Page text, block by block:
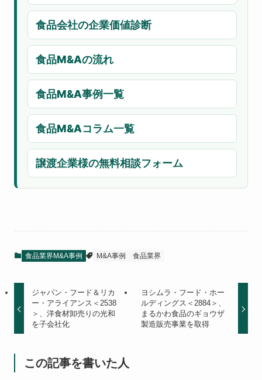
食品会社の企業価値診断
食品M&Aの流れ
食品M&A事例一覧
食品M&Aコラム一覧
譲渡企業様の無料相談フォーム
食品業界M&A事例 M&A事例 食品業界
ジャパン・フード＆リカ
ー・アライアンス＜2538
＞、洋食材卸売りの光和
を子会社化
ヨシムラ・フード・ホー
ルディングス＜2884＞、
まるかわ食品のギョウザ
製造販売事業を取得
この記事を書いた人